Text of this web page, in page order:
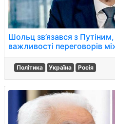
Шольц зв’язався з
важливості переговорів
Політика Україна Росія